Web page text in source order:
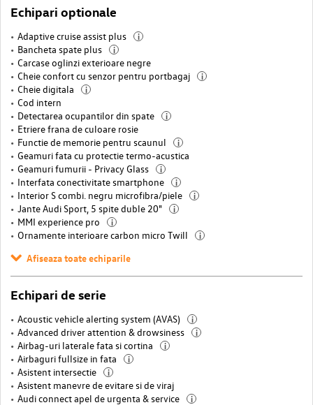
Echipari optionale
Adaptive cruise assist plus i
Bancheta spate plus i
Carcase oglinzi exterioare negre
Cheie confort cu senzor pentru portbagaj
i
Cheie digitala i
Cod intern
Detectarea ocupantilor din spate
i
Etriere frana de culoare rosie
Functie de memorie pentru scaunul
i
Geamuri fata cu protectie termo-acustica
Geamuri fumurii - Privacy Glass
i
Interfata conectivitate smartphone i
Interior S combi. negru microfibra/piele i
Jante Audi Sport, 5 spite duble 20" i
MMI experience pro i
Ornamente interioare carbon micro Twill i
Afiseaza toate echiparile
Echipari de serie
Acoustic vehicle alerting system (AVAS) i
Advanced driver attention & drowsiness i
Airbag-uri laterale fata si cortina i
Airbaguri fullsize in fata i
Asistent intersectie i
Asistent manevre de evitare si de viraj
Audi connect apel de urgenta & service
i